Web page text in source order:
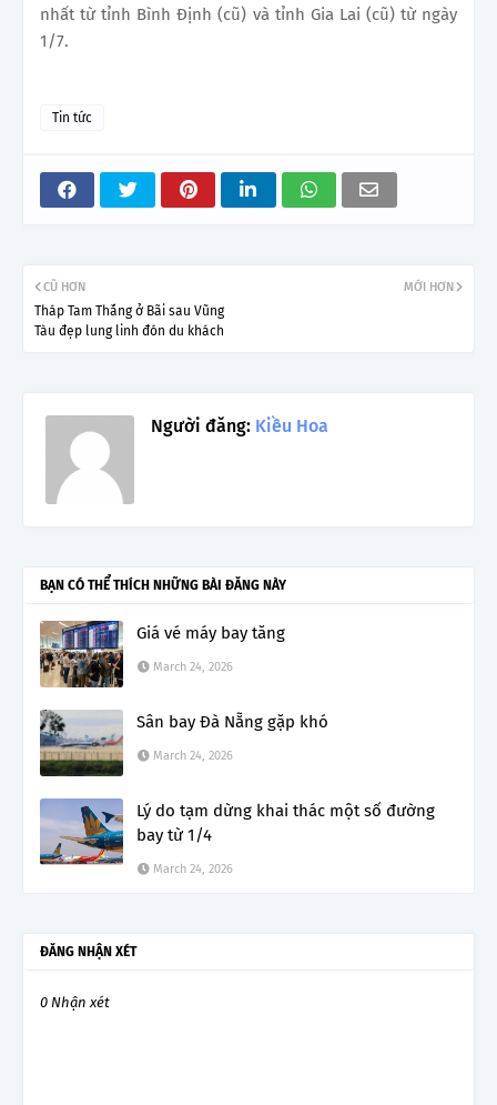
nhất từ tỉnh Bình Định (cũ) và tỉnh Gia Lai (cũ) từ ngày
1/7.
Tin tức
MỚI HƠN
CŨ HƠN
Tháp Tam Thắng ở Bãi sau Vũng
Tàu đẹp lung linh đón du khách
Người đăng: Kiều Hoa
BẠN CÓ THỂ THÍCH NHỮNG BÀI ĐĂNG NÀY
Giá vé máy bay tăng
March 24, 2026
Sân bay Đà Nẵng gặp khó
March 24, 2026
Lý do tạm dừng khai thác một số đường
bay từ 1/4
March 24, 2026
ĐĂNG NHẬN XÉT
0 Nhận xét